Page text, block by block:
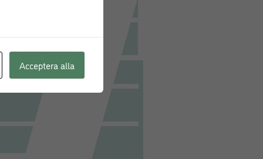
Acceptera alla